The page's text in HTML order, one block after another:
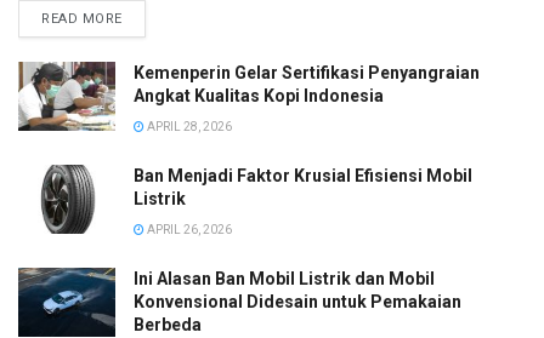
READ MORE
Kemenperin Gelar Sertifikasi Penyangraian
Angkat Kualitas Kopi Indonesia
APRIL 28, 2026
Ban Menjadi Faktor Krusial Efisiensi Mobil
Listrik
APRIL 26, 2026
Ini Alasan Ban Mobil Listrik dan Mobil
Konvensional Didesain untuk Pemakaian
Berbeda